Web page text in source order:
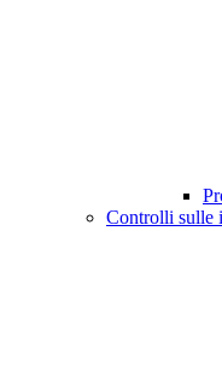
Controlli sulle